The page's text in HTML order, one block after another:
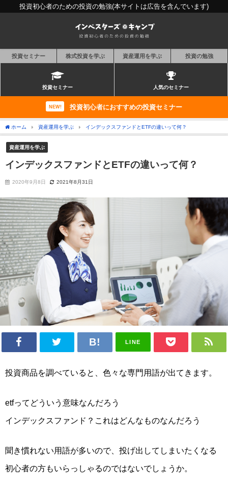
投資初心者のための投資の勉強(本サイトは広告を含んでいます)
投資セミナー 株式投資を学ぶ 資産運用を学ぶ 投資の勉強
投資セミナー 人気のセミナー
NEW! 投資初心者におすすめの投資セミナー
ホーム 資産運用を学ぶ インデックスファンドとETFの違いって何？
資産運用を学ぶ
インデックスファンドとETFの違いって何？
2020年9月8日 2021年8月31日
LINE
投資商品を調べていると、色々な専門用語が出てきます。
etfってどういう意味なんだろう
インデックスファンド？これはどんなものなんだろう
聞き慣れない用語が多いので、投げ出してしまいたくなる
初心者の方もいらっしゃるのではないでしょうか。